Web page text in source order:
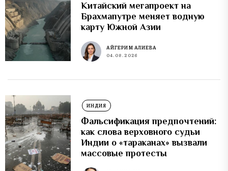
Китайский мегапроект на
Брахмапутре меняет водную
карту Южной Азии
АЙГЕРИМ АЛИЕВА
04.08.2026
ИНДИЯ
Фальсификация предпочтений:
как слова верховного судьи
Индии о «тараканах» вызвали
массовые протесты